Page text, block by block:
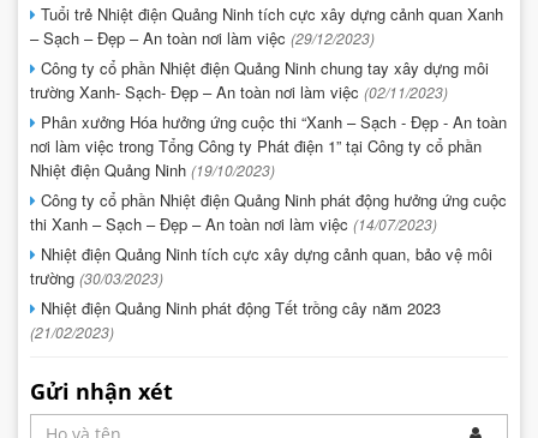
Tuổi trẻ Nhiệt điện Quảng Ninh tích cực xây dựng cảnh quan Xanh
– Sạch – Đẹp – An toàn nơi làm việc (29/12/2023)
Công ty cổ phần Nhiệt điện Quảng Ninh chung tay xây dựng môi
trường Xanh- Sạch- Đẹp – An toàn nơi làm việc (02/11/2023)
Phân xưởng Hóa hưởng ứng cuộc thi “Xanh – Sạch - Đẹp - An toàn
nơi làm việc trong Tổng Công ty Phát điện 1” tại Công ty cổ phần
Nhiệt điện Quảng Ninh (19/10/2023)
Công ty cổ phần Nhiệt điện Quảng Ninh phát động hưởng ứng cuộc
thi Xanh – Sạch – Đẹp – An toàn nơi làm việc (14/07/2023)
Nhiệt điện Quảng Ninh tích cực xây dựng cảnh quan, bảo vệ môi
trường (30/03/2023)
Nhiệt điện Quảng Ninh phát động Tết trồng cây năm 2023
(21/02/2023)
Gửi nhận xét